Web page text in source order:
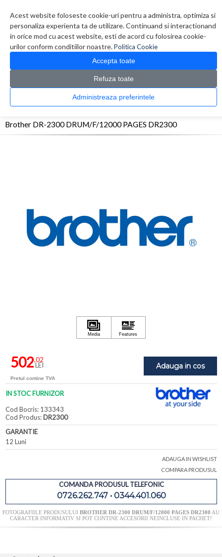
Acest website foloseste cookie-uri pentru a administra, optimiza si
personaliza experienta ta de utilizare. Continuand si interactionand
in orice mod cu acest website, esti de acord cu folosirea cookie-
urilor conform conditiilor noastre.Politica Cookie
Accepta toate
Refuza toate
Administreaza preferintele
0 produs(e)
CATALOG PRODUSE
Consumabile originale > OPC/Drum/Printhead
Brother DR-2300 DRUM/F/12000 PAGES DR2300
Adauga in cos
502,02
LEI
Pretul contine TVA
IN STOC FURNIZOR
Cod Bocris: 133343
Cod Produs: DR2300
GARANTIE
12 Luni
ADAUGA IN WISHLIST
COMPARA PRODUSUL
COMANDA PRODUSUL TELEFONIC
0726.262.747 • 0344.401.060
FOTOGRAFIILE PRODUSULUI BROTHER DR-2300 DRUM/F/12000 PAGES DR2300 AU
CARACTER INFORMATIV SI POT CONTINE ACCESORII NEINCLUSE IN PACHET!